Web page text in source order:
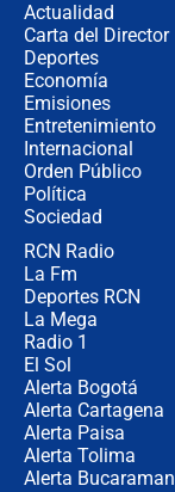
Actualidad
Carta del Director
Deportes
Economía
Emisiones
Entretenimiento
Internacional
Orden Público
Política
Sociedad
RCN Radio
La Fm
Deportes RCN
La Mega
Radio 1
El Sol
Alerta Bogotá
Alerta Cartagena
Alerta Paisa
Alerta Tolima
Alerta